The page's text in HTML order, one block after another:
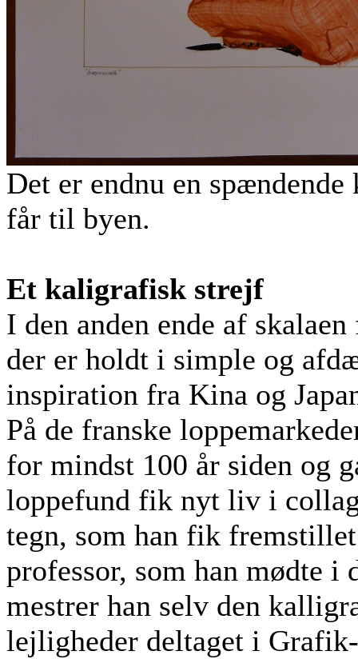
Det er endnu en
får til byen.
Et kaligrafisk strejf
I den anden ende af
der er holdt i simple og
inspiration fra Kina og
På de franske
for mindst 100 år siden og
loppefund fik nyt liv i
tegn, som han fik
professor, som han mødte i
mestrer han selv den
lejligheder deltaget i